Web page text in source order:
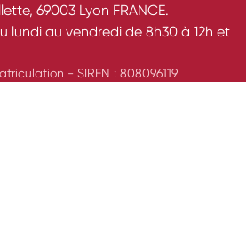
69003 Lyon FRANCE.
lundi au vendredi de 8h30 à 12h et
- SIREN : 808096119